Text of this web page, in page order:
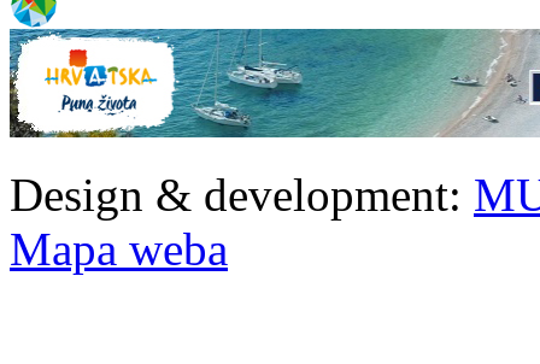
Design & development:
Mapa weba